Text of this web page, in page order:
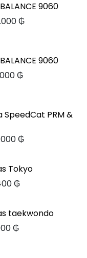
9060
₲
9060
₲
SpeedCat PRM &
₲
Tokyo
₲
taekwondo
₲